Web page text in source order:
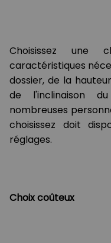
Choisissez une
caractéristiques
dossier, de la
de l'inclinaison
nombreuses
choisissez doit
réglages.
Choix coûteux